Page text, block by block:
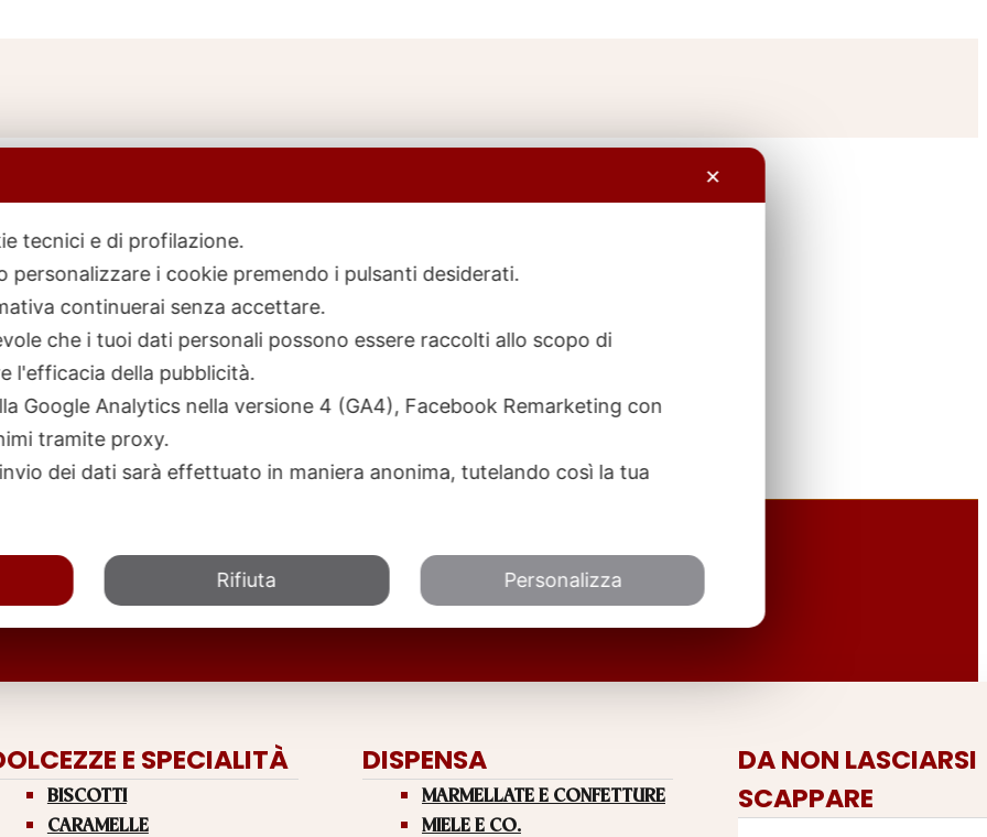
E SPECIALITÀ
BISCOTTI
CARAMELLE
DISPENSA
MARMELLATE E CONFETTURE
MIELE E CO.
DA NON LASCIARSI
SCAPPARE
✕
tecnici e di profilazione.
personalizzare i cookie premendo i pulsanti desiderati.
continuerai senza accettare.
che i tuoi dati personali possono essere raccolti allo scopo di
l'efficacia della pubblicità.
Google Analytics nella versione 4 (GA4), Facebook Remarketing con
tramite proxy.
dei dati sarà effettuato in maniera anonima, tutelando così la tua
Rifiuta Personalizza